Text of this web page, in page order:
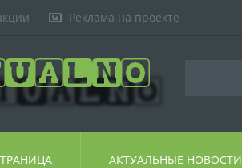
Реклама на проекте
АКТУАЛЬНЫЕ НОВОСТИ